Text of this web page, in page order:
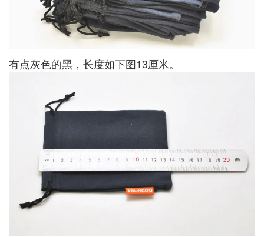
有点灰色的黑，长度如下图13厘米。